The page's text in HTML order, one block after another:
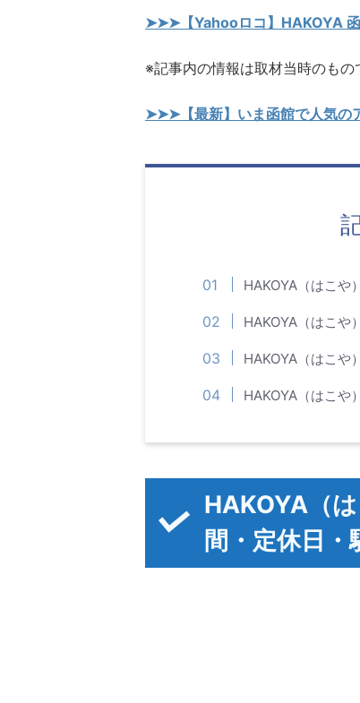
➤➤➤【Yahooロコ】HAKOYA 函
※記事内の情報は取材当時のも
➤➤➤【最新】いま函館で人気の
HAKOYA（はこや
HAKOYA（はこや
HAKOYA（はこや
HAKOYA（はこや
HAKOYA（
間・定休日・